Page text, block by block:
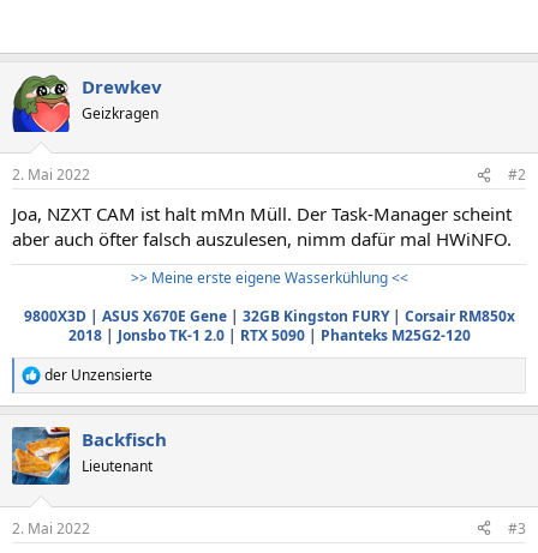
Drewkev
Geizkragen
2. Mai 2022 #2
Joa, NZXT CAM ist halt mMn Müll. Der Task-Manager scheint
aber auch öfter falsch auszulesen, nimm dafür mal HWiNFO.
>> Meine erste eigene Wasserkühlung <<
9800X3D| ASUS X670E Gene| 32GB Kingston FURY| Corsair RM850x
2018| Jonsbo TK-1 2.0| RTX 5090| Phanteks M25G2-120
R
e
k
t
i
e
der Unzensierte
Backfisch
Lieutenant
2. Mai 2022 #3